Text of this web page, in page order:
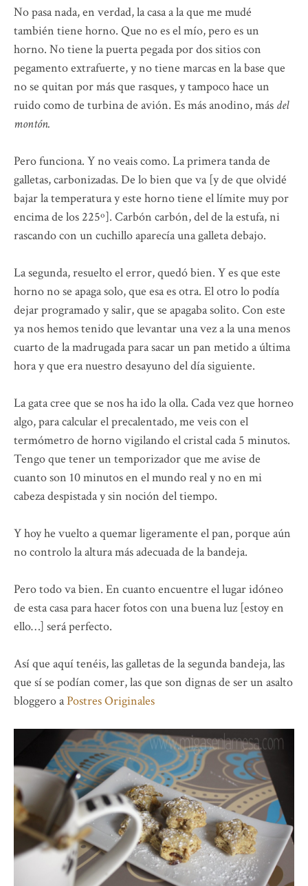
No pasa nada, en verdad, la casa a la que me mudé
también tiene horno. Que no es el mío, pero es un
horno. No tiene la puerta pegada por dos sitios con
pegamento extrafuerte, y no tiene marcas en la base que
no se quitan por más que rasques, y tampoco hace un
ruido como de turbina de avión. Es más anodino, más del
montón.
Pero funciona. Y no veais como. La primera tanda de
galletas, carbonizadas. De lo bien que va [y de que olvidé
bajar la temperatura y este horno tiene el límite muy por
encima de los 225º]. Carbón carbón, del de la estufa, ni
rascando con un cuchillo aparecía una galleta debajo.
La segunda, resuelto el error, quedó bien. Y es que este
horno no se apaga solo, que esa es otra. El otro lo podía
dejar programado y salir, que se apagaba solito. Con este
ya nos hemos tenido que levantar una vez a la una menos
cuarto de la madrugada para sacar un pan metido a última
hora y que era nuestro desayuno del día siguiente.
La gata cree que se nos ha ido la olla. Cada vez que horneo
algo, para calcular el precalentado, me veis con el
termómetro de horno vigilando el cristal cada 5 minutos.
Tengo que tener un temporizador que me avise de
cuanto son 10 minutos en el mundo real y no en mi
cabeza despistada y sin noción del tiempo.
Y hoy he vuelto a quemar ligeramente el pan, porque aún
no controlo la altura más adecuada de la bandeja.
Pero todo va bien. En cuanto encuentre el lugar idóneo
de esta casa para hacer fotos con una buena luz [estoy en
ello…] será perfecto.
Así que aquí tenéis, las galletas de la segunda bandeja, las
que sí se podían comer, las que son dignas de ser un asalto
bloggero aPostres Originales